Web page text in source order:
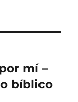
mí –
bíblico